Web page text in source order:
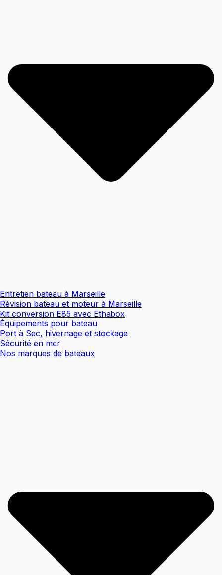
Entretien bateau à Marseille
Révision bateau et moteur à Marseille
Kit conversion E85 avec Ethabox
Équipements pour bateau
Port à Sec, hivernage et stockage
Sécurité en mer
Nos marques de bateaux